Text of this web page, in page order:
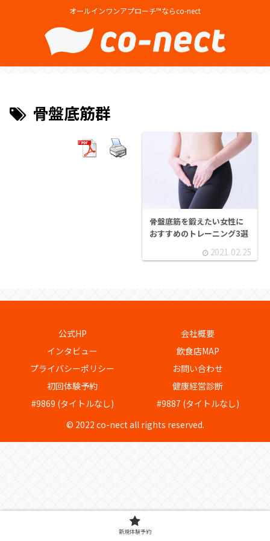
オールインワンアプローチ™ならco-nect
骨盤底筋群
骨盤底筋を鍛えたい女性に
おすすめのトレーニング3選
2021.02.25
公式HP
会社概要
インタビュー
飲食店MAP
プライバシーポリシー
お問い合わせ
初回体験予約
健康経営診断
#9869 (タイトルなし)
#9887 (タイトルなし)
© 2022 co-nect all rights reserved.
新規体験予約